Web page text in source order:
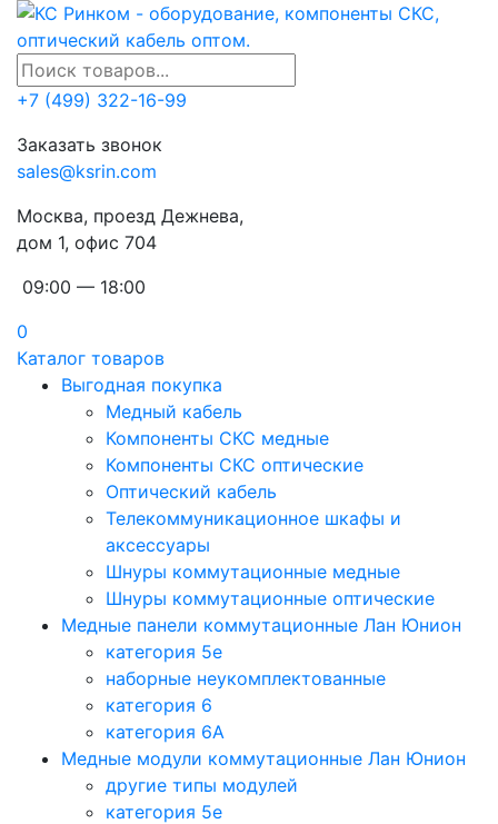
+7 (499) 322-16-99
Заказать звонок
sales@ksrin.com
Москва, проезд Дежнева,
дом 1, офис 704
09:00 — 18:00
0
Каталог товаров
Выгодная покупка
Медный кабель
Компоненты СКС медные
Компоненты СКС оптические
Оптический кабель
Телекоммуникационное шкафы и
аксессуары
Шнуры коммутационные медные
Шнуры коммутационные оптические
Медные панели коммутационные Лан Юнион
категория 5e
наборные неукомплектованные
категория 6
категория 6A
Медные модули коммутационные Лан Юнион
другие типы модулей
категория 5е